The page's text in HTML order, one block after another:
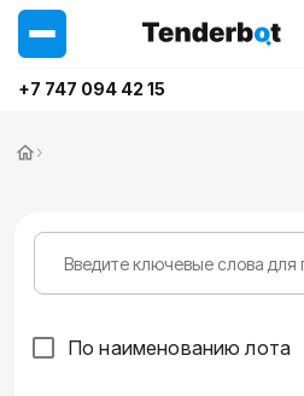
+7 747 094 42 15
›
По наименованию лота